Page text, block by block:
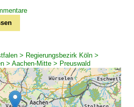
> Regierungsbezirk Köln >
> Aachen-Mitte > Preuswald